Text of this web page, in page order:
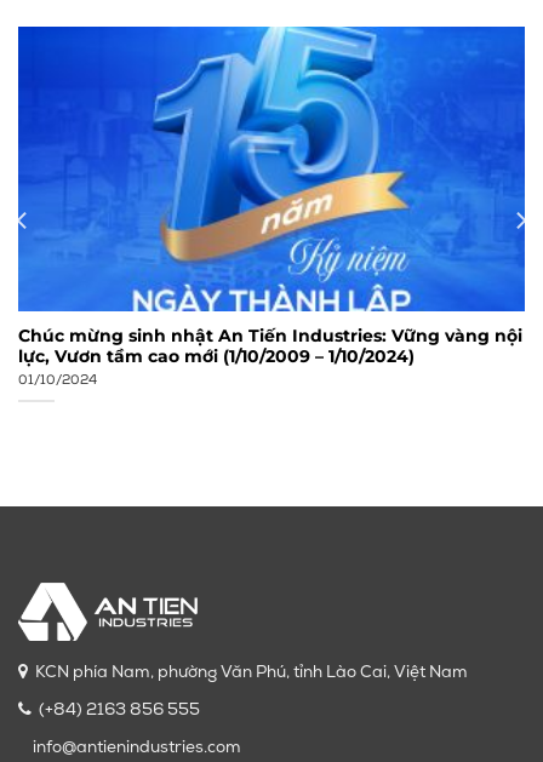
Chúc mừng sinh nhật An Tiến Industries: Vững vàng nội
lực, Vươn tầm cao mới (1/10/2009 – 1/10/2024)
01/10/2024
KCN phía Nam, phường Văn Phú, tỉnh Lào Cai, Việt Nam
(+84) 2163 856 555
info@antienindustries.com